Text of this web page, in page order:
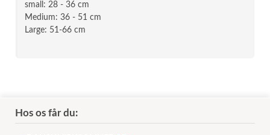
small: 28 - 36 cm
Medium: 36 - 51 cm
Large: 51-66 cm
Hos os får du: